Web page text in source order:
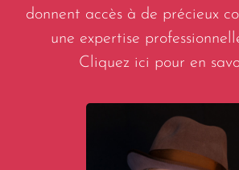
donnent accès à de précieux
une expertise
Cliquez ici pour en